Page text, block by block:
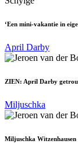
‘Een mini-vakantie in
April Darby
ZIEN: April Darby
Miljuschka
Miljuschka